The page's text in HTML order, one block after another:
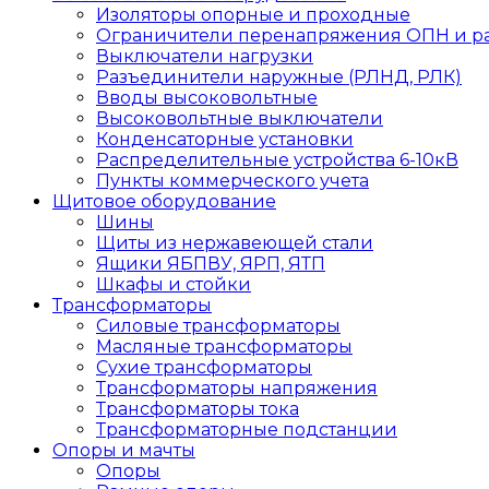
Изоляторы опорные и проходные
Ограничители перенапряжения ОПН и
Выключатели нагрузки
Разъединители наружные (РЛНД, РЛК)
Вводы высоковольтные
Высоковольтные выключатели
Конденсаторные установки
Распределительные устройства 6-10кВ
Пункты коммерческого учета
Щитовое оборудование
Шины
Щиты из нержавеющей стали
Ящики ЯБПВУ, ЯРП, ЯТП
Шкафы и стойки
Трансформаторы
Силовые трансформаторы
Масляные трансформаторы
Сухие трансформаторы
Трансформаторы напряжения
Трансформаторы тока
Трансформаторные подстанции
Опоры и мачты
Опоры